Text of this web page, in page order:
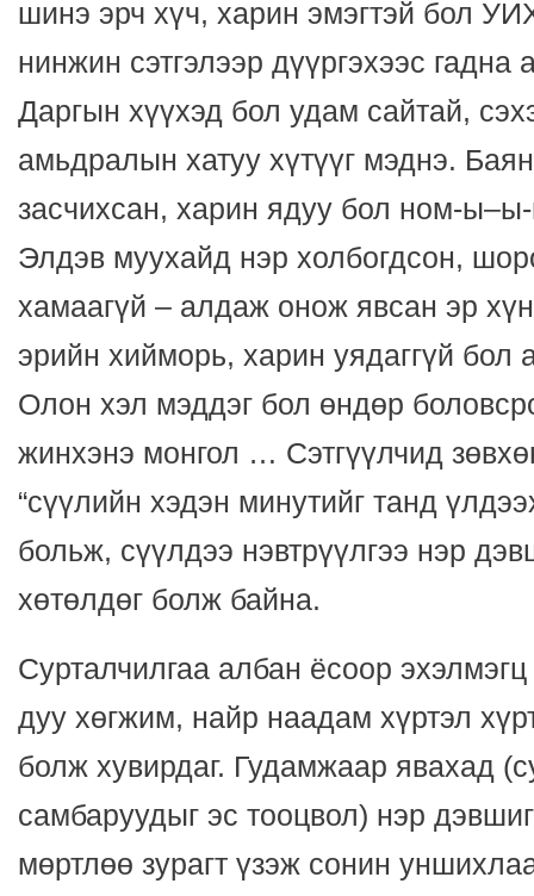
шинэ эрч хүч, харин эмэгтэй бол
нинжин сэтгэлээр дүүргэхээс гадна
Даргын хүүхэд бол удам сайтай,
амьдралын хатуу хүтүүг мэднэ.
засчихсан, харин ядуу бол ном-
Элдэв муухайд нэр холбогдсон,
хамаагүй – алдаж онож явсан эр
эрийн хийморь, харин уядаггүй бол
Олон хэл мэддэг бол өндөр
жинхэнэ монгол … Сэтгүүлчид
“сүүлийн хэдэн минутийг танд
больж, сүүлдээ нэвтрүүлгээ нэр
хөтөлдөг болж байна.
Сурталчилгаа албан ёсоор
дуу хөгжим, найр наадам хүртэл
болж хувирдаг. Гудамжаар явахад
самбаруудыг эс тооцвол) нэр
мөртлөө зурагт үзэж сонин